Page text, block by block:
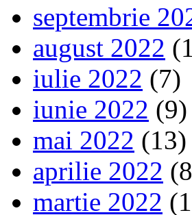
septembrie
august 2022
iulie 2022 (7)
iunie 2022 (9)
mai 2022 (13)
aprilie 2022
martie 2022